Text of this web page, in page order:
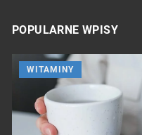
POPULARNE WPISY
WITAMINY